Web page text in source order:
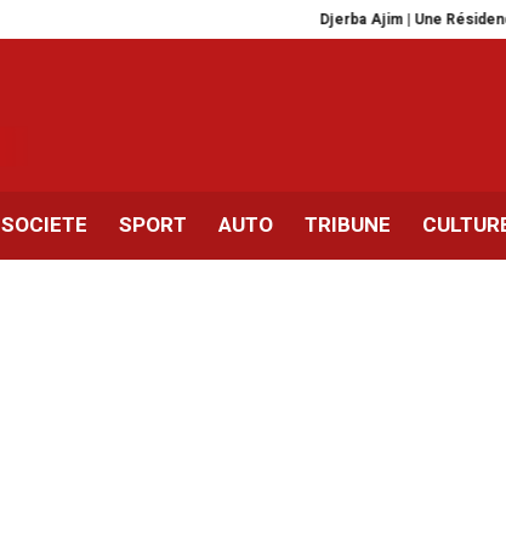
Djerba Ajim | Une Résidence artistique
SOCIETE SPORT AUTO TRIBUNE